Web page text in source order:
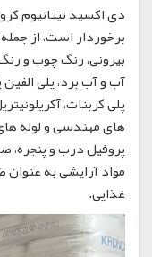
برخوردار است، از
بیرونی، رنگ چوب و
آب و آب برد، پلی
های مهندسی و لوله
پروفیل درب و پنجره،
مواد آرایشی به
غذایی.